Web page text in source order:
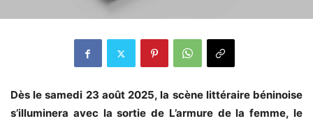
Dès le samedi 23 août 2025, la scène littéraire béninoise
s’illuminera avec la sortie de L’armure de la femme, le